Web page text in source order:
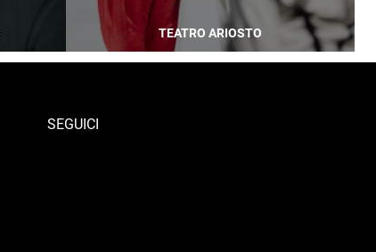
TEATRO ARIOSTO
SEGUICI